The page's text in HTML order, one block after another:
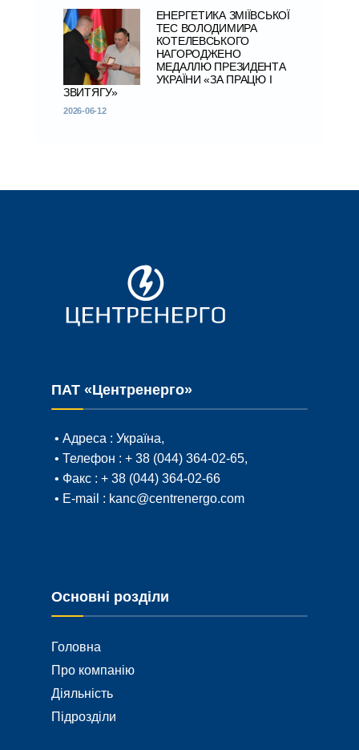
ЕНЕРГЕТИКА ЗМІЇВСЬКОЇ
ТЕС ВОЛОДИМИРА
КОТЕЛЕВСЬКОГО
НАГОРОДЖЕНО
МЕДАЛЛЮ ПРЕЗИДЕНТА
УКРАЇНИ «ЗА ПРАЦЮ І
ЗВИТЯГУ»
2026-06-12
ПАТ «Центренерго»
• Адреса : Україна,
• Телефон : + 38 (044) 364-02-65,
• Факс : + 38 (044) 364-02-66
• E-mail : kanc@centrenergo.com
Основні розділи
Головна
Про компанію
Діяльність
Підрозділи